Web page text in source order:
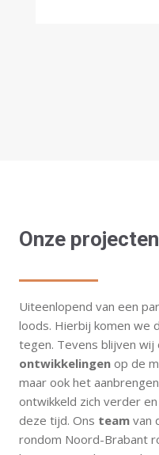
Onze projecten
Uiteenlopend van een
loods. Hierbij komen we
tegen. Tevens blijven
ontwikkelingen op de
maar ook het
ontwikkeld zich verder
deze tijd. Ons team van
rondom Noord-Brabant